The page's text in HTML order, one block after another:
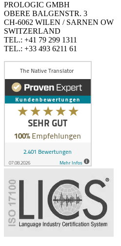
PROLOGIC GMBH
OBERE BALGENSTR. 3
CH-6062 WILEN / SARNEN OW
SWITZERLAND
TEL.: +41 79 299 1311
TEL.: +33 493 6211 61